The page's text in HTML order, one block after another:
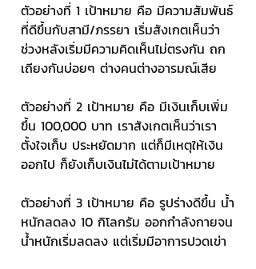
ตัวอย่างที่ 1 เป้าหมาย คือ มีความสัมพันธ์
ที่ดีขึ้นกับสามี/ภรรยา เริ่มสังเกตเห็นว่า
ช่วงหลังเริ่มมีความคิดเห็นไม่ตรงกัน ถก
เถียงกันบ่อยๆ ต่างคนต่างอารมณ์เสีย
ตัวอย่างที่ 2 เป้าหมาย คือ มีเงินเก็บเพิ่ม
ขึ้น 100,000 บาท เราสังเกตเห็นว่าเรา
ตั้งใจเก็บ ประหยัดมาก แต่ก็มีเหตุให้เงิน
ออกไป ก็ยังเก็บเงินไม่ได้ตามเป้าหมาย
ตัวอย่างที่ 3 เป้าหมาย คือ รูปร่างดีขึ้น น้ำ
หนักลดลง 10 กิโลกรัม ออกกำลังกายจน
น้ำหนักเริ่มลดลง แต่เริ่มมีอาการปวดเข่า